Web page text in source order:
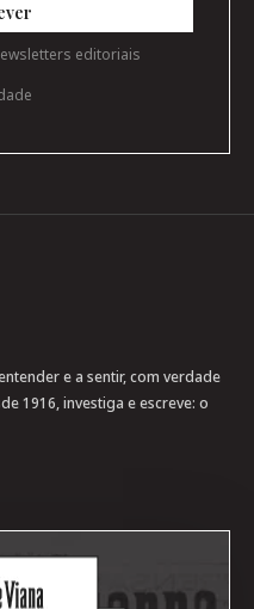
editoriais
e a sentir, com verdade
1916, investiga e escreve: o